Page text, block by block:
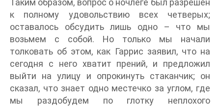
Таким образом, вопрос о ночлеге был разрешен
к полному удовольствию всех четверых;
оставалось обсудить лишь одно – что мы
возьмем с собой. Но только мы начали
толковать об этом, как Гаррис заявил, что на
сегодня с него хватит прений, и предложил
выйти на улицу и опрокинуть стаканчик; он
сказал, что знает одно местечко за углом, где
мы раздобудем по глотку неплохого